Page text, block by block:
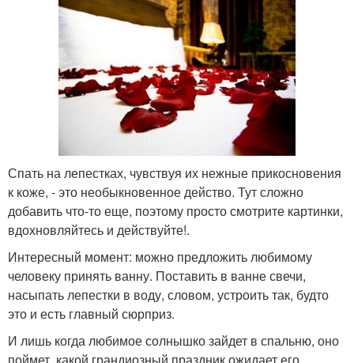
Спать на лепестках, чувствуя их нежные прикосновения
к коже, - это необыкновенное действо. Тут сложно
добавить что-то еще, поэтому просто смотрите картинки,
вдохновляйтесь и действуйте!.
Интересный момент: можно предложить любимому
человеку принять ванну. Поставить в ванне свечи,
насыпать лепестки в воду, словом, устроить так, будто
это и есть главный сюрприз.
И лишь когда любимое солнышко зайдет в спальню, оно